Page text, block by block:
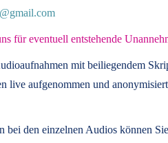
für eventuell entstehende
mit beiliegendem
live aufgenommen und
bei den einzelnen Audios können